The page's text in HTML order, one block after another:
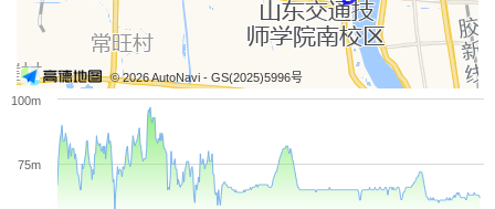
© 2026 AutoNavi - GS(2025)5996号
75m
100m